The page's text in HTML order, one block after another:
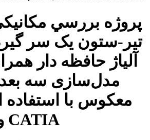
پروژه بررسي
تیر-ستون یک سر
آلیاژ حافظه دار
مدل‌سازی سه
معکوس با استفاده
ABAQUS و CATIA